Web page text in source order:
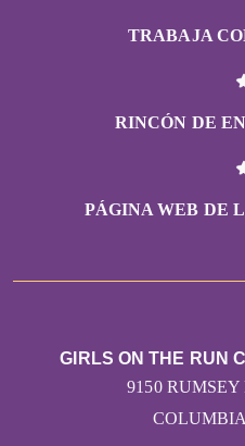
TRABAJA
RINCÓN DE
PÁGINA WEB DE
GIRLS ON THE RUN
9150